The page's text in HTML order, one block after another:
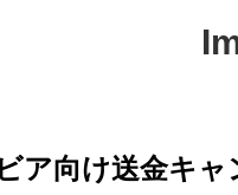
ア向け送金キャ